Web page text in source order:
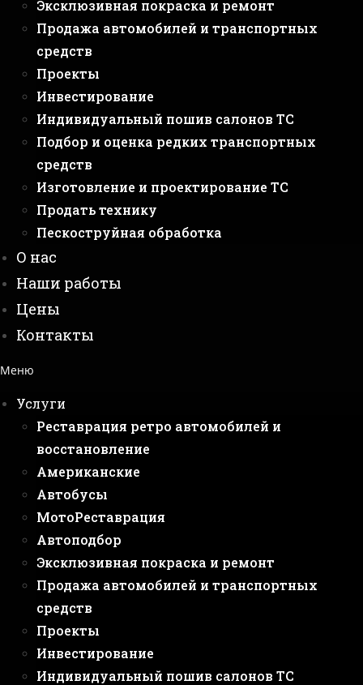
Эксклюзивная покраска и ремонт
Продажа автомобилей и транспортных
средств
Проекты
Инвестирование
Индивидуальный пошив салонов ТС
Подбор и оценка редких транспортных
средств
Изготовление и проектирование ТС
Продать технику
Пескоструйная обработка
О нас
Наши работы
Цены
Контакты
Меню
Услуги
Реставрация ретро автомобилей и
восстановление
Американские
Автобусы
МотоРеставрация
Автоподбор
Эксклюзивная покраска и ремонт
Продажа автомобилей и транспортных
средств
Проекты
Инвестирование
Индивидуальный пошив салонов ТС